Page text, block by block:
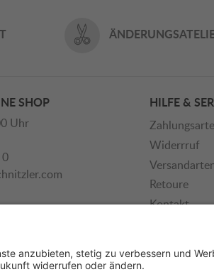
SHOP
Uhr
HILFE &
Widerrruf
Retoure
Kontakt